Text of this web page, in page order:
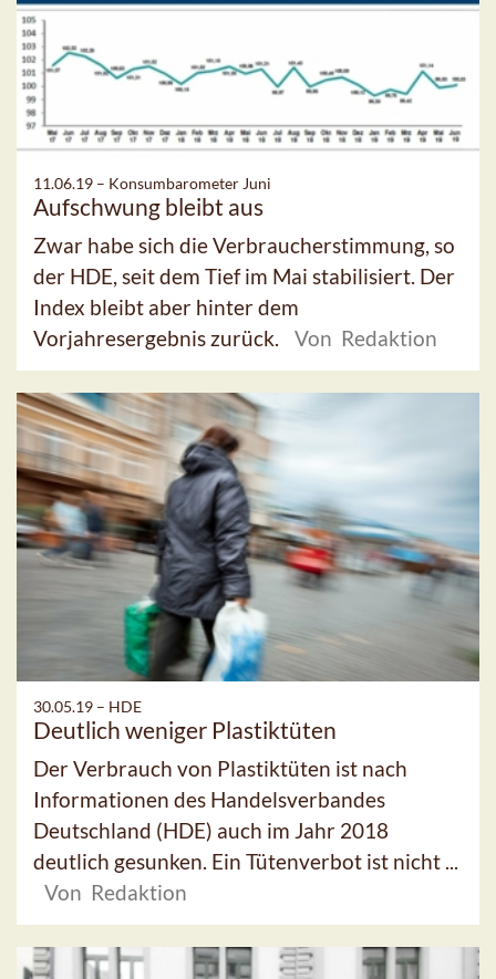
11.06.19 – Konsumbarometer Juni
Aufschwung bleibt aus
Zwar habe sich die Verbraucherstimmung, so
der HDE, seit dem Tief im Mai stabilisiert. Der
Index bleibt aber hinter dem
Vorjahresergebnis zurück.
Von Redaktion
30.05.19 – HDE
Deutlich weniger Plastiktüten
Der Verbrauch von Plastiktüten ist nach
Informationen des Handelsverbandes
Deutschland (HDE) auch im Jahr 2018
deutlich gesunken. Ein Tütenverbot ist nicht ...
Von Redaktion